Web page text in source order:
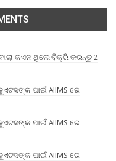
କଏନ ଥିଲେ ବିକ୍ରି କରନ୍ତୁ 2
ପାଇଁ AIIMS ରେ
ପାଇଁ AIIMS ରେ
ପାଇଁ AIIMS ରେ